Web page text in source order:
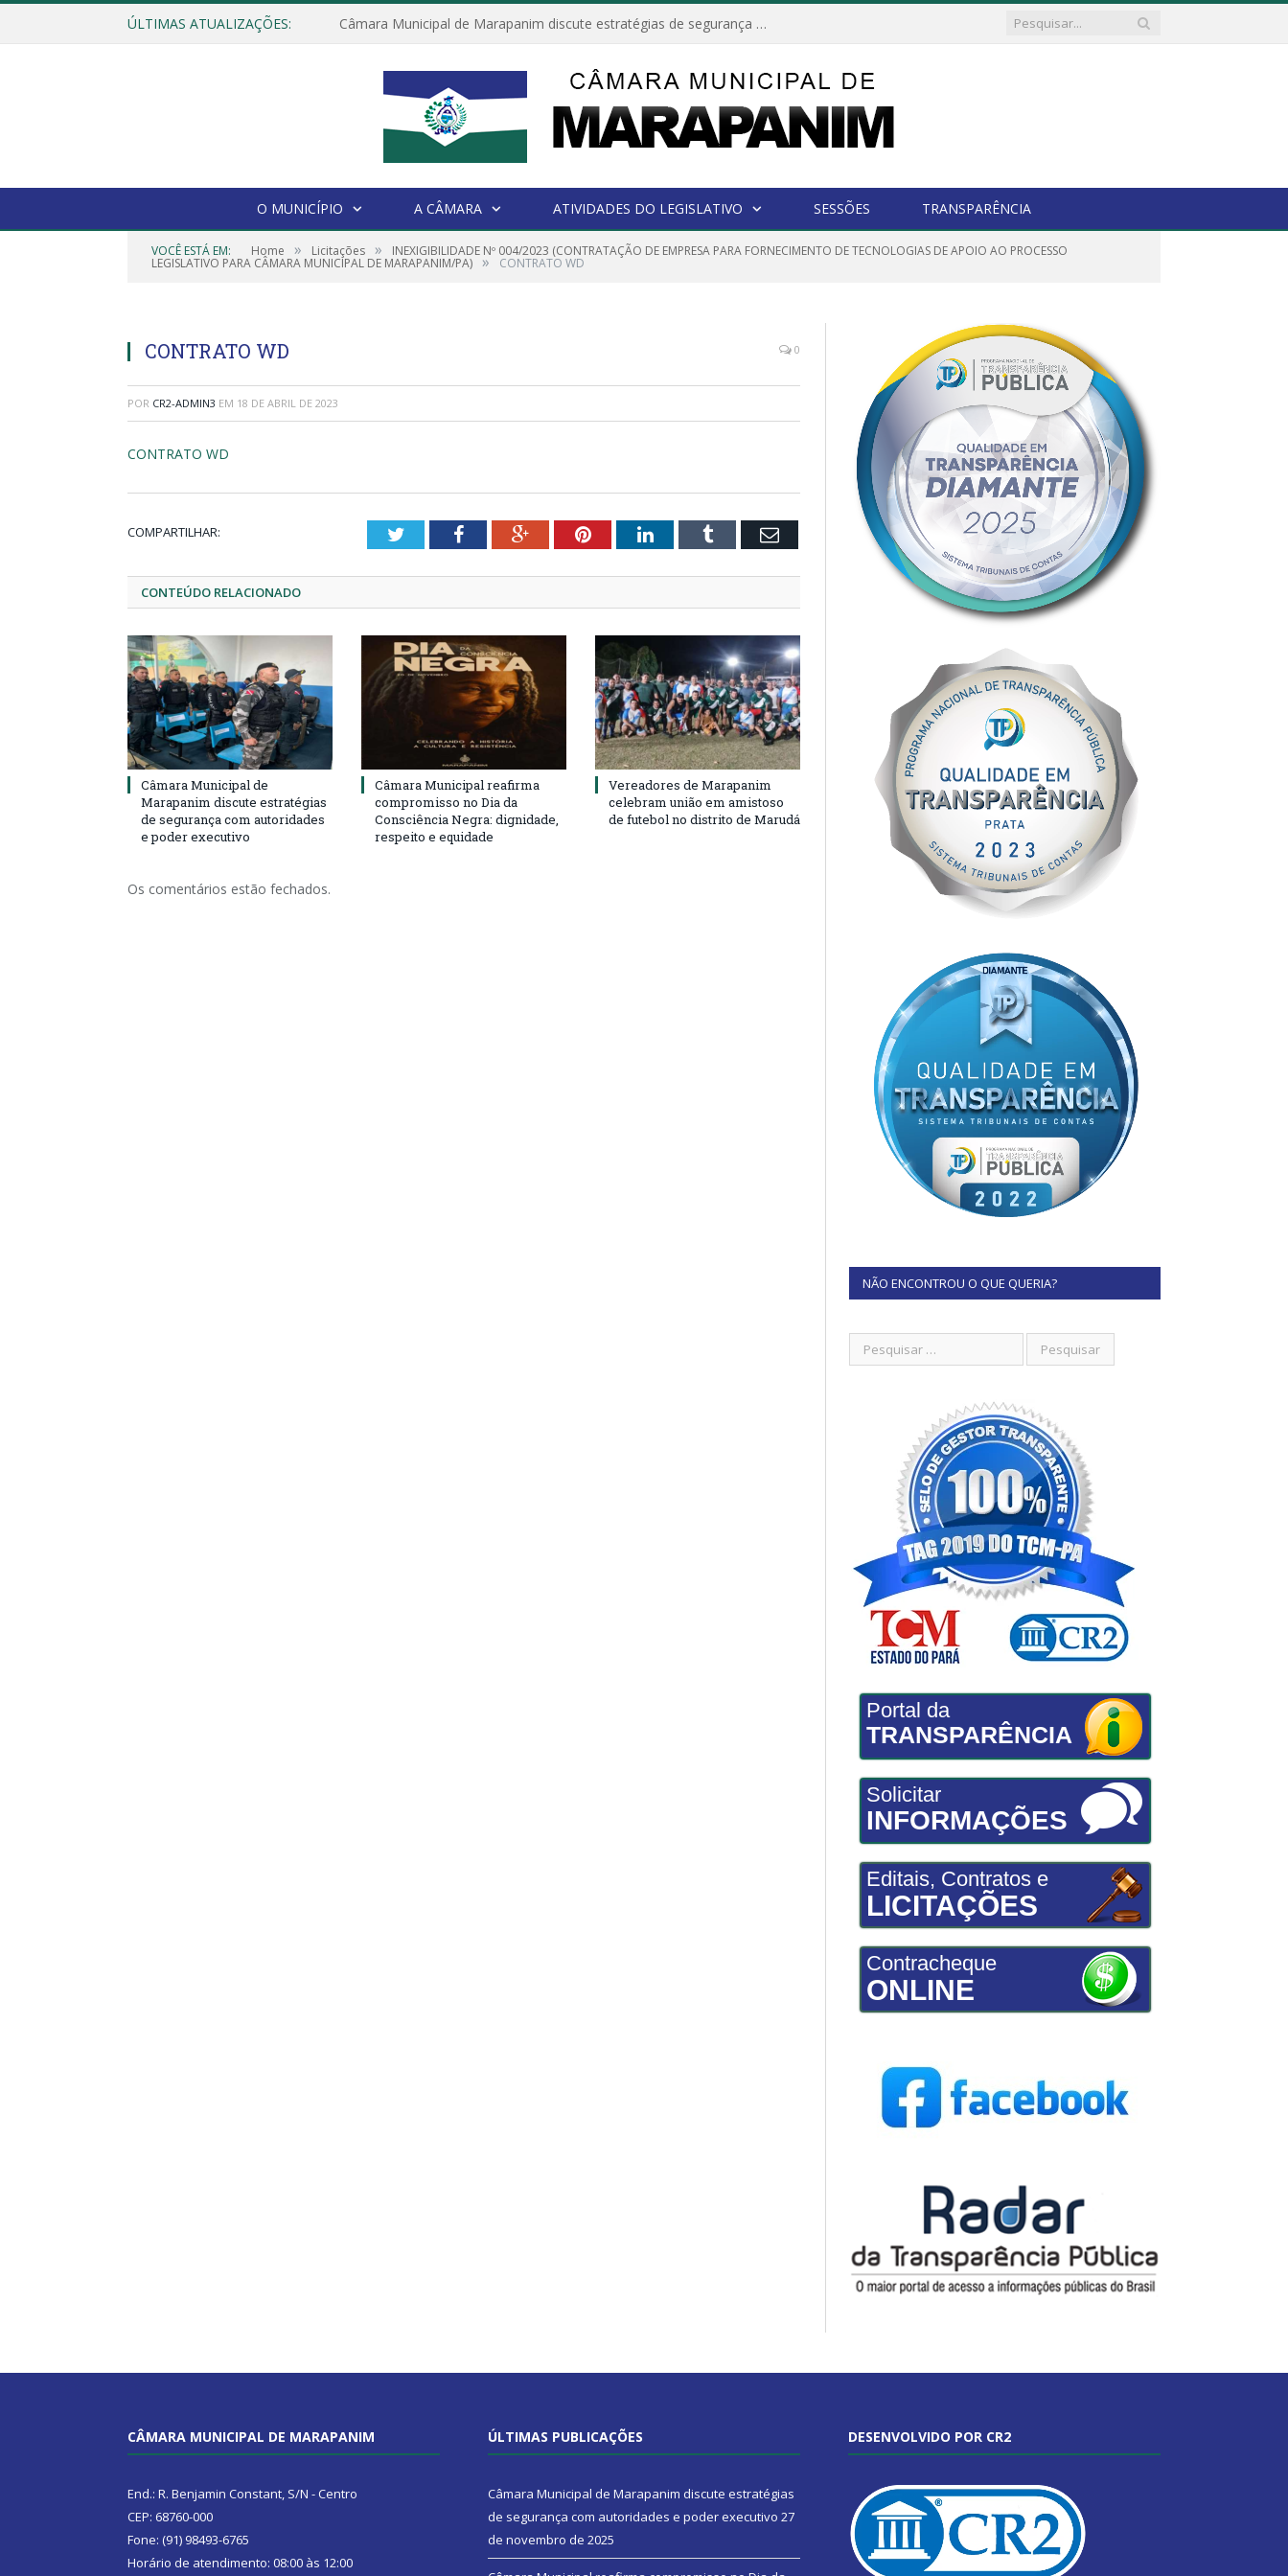
ÚLTIMAS ATUALIZAÇÕES: Câmara Municipal de Marapanim discute estratégias de segurança com autoridades e poder executivo
O MUNICÍPIO A CÂMARA ATIVIDADES DO LEGISLATIVO SESSÕES TRANSPARÊNCIA
VOCÊ ESTÁ EM: Home » Licitações » INEXIGIBILIDADE Nº 004/2023 (CONTRATAÇÃO DE EMPRESA PARA FORNECIMENTO DE TECNOLOGIAS DE APOIO AO PROCESSO
LEGISLATIVO PARA CÂMARA MUNICIPAL DE MARAPANIM/PA) » CONTRATO WD
CONTRATO WD 0
POR CR2-ADMIN3 EM 18 DE ABRIL DE 2023
CONTRATO WD
COMPARTILHAR: TwitterFacebookGoogle+PinterestLinkedInTumblr Email
CONTEÚDO RELACIONADO
Câmara Municipal de
Marapanim discute estratégias
de segurança com autoridades
e poder executivo
Câmara Municipal reafirma
compromisso no Dia da
Consciência Negra: dignidade,
respeito e equidade
Vereadores de Marapanim
celebram união em amistoso
de futebol no distrito de Marudá
Os comentários estão fechados.
NÃO ENCONTROU O QUE QUERIA?
Portal da
TRANSPARÊNCIA
Solicitar
INFORMAÇÕES
Editais, Contratos e
LICITAÇÕES
Contracheque
ONLINE
CÂMARA MUNICIPAL DE MARAPANIM
End.: R. Benjamin Constant, S/N - Centro
CEP: 68760-000
Fone: (91) 98493-6765
Horário de atendimento: 08:00 às 12:00
ÚLTIMAS PUBLICAÇÕES
Câmara Municipal de Marapanim discute estratégias
de segurança com autoridades e poder executivo 27
de novembro de 2025
DESENVOLVIDO POR CR2